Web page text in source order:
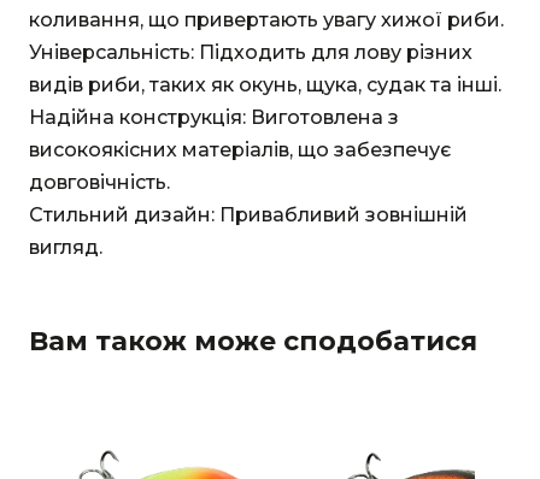
коливання, що привертають увагу хижої риби.
Універсальність: Підходить для лову різних
видів риби, таких як окунь, щука, судак та інші.
Надійна конструкція: Виготовлена з
високоякісних матеріалів, що забезпечує
довговічність.
Стильний дизайн: Привабливий зовнішній
вигляд.
Вам також може сподобатися